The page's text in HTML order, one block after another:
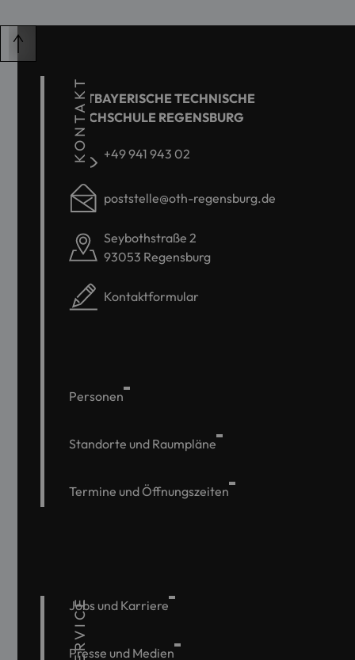
KONTAKT
OSTBAYERISCHE TECHNISCHE
HOCHSCHULE REGENSBURG
+49 941 943 02
poststelle@oth-regensburg.de
Seybothstraße 2
93053 Regensburg
Kontaktformular
Personen
Standorte und Raumpläne
Termine und Öffnungszeiten
SERVICE
Jobs und Karriere
Presse und Medien